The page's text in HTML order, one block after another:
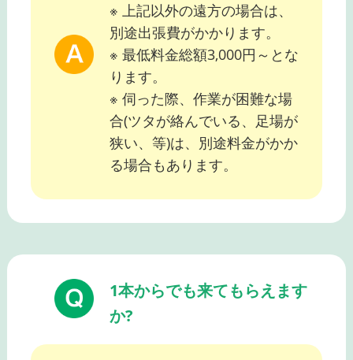
※ 上記以外の遠方の場合は、
別途出張費がかかります。
※ 最低料金総額3,000円～とな
ります。
※ 伺った際、作業が困難な場
合(ツタが絡んでいる、足場が
狭い、等)は、別途料金がかか
る場合もあります。
1本からでも来てもらえます
か?